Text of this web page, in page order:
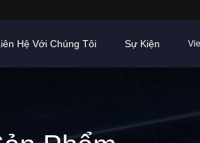
Hệ Với Chúng Tôi Sự Kiện